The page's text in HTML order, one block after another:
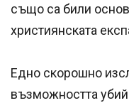
също са били
християнската
Едно скорошно
възможността